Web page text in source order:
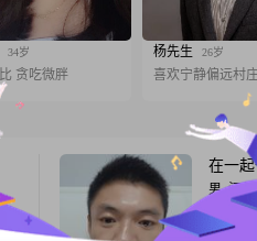
34岁
贪吃微胖
杨先生 26岁
喜欢宁静偏远村
在一
男, 江苏
大家好
1986年